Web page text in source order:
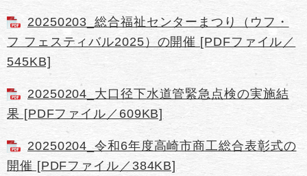
20250203_総合福祉センターまつり（ウフ・
フ フェスティバル2025）の開催 [PDFファイル／
545KB]
20250204_大口径下水道管緊急点検の実施結
果 [PDFファイル／609KB]
20250204_令和6年度高崎市商工総合表彰式の
開催 [PDFファイル／384KB]